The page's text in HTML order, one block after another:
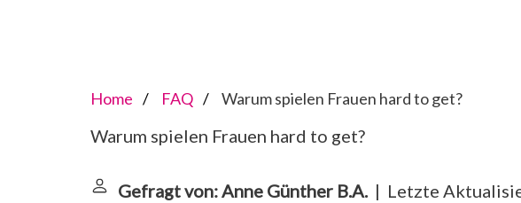
Home FAQ Warum spielen Frauen hard to get?
Warum spielen Frauen hard to get?
Gefragt von: Anne Günther B.A.| Letzte